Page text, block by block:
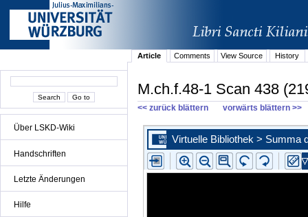
Über LSKD-Wiki
Handschriften
Letzte Änderungen
Hilfe
Article Comments View Source History
M.ch.f.48-1 Scan 438
<< zurück blättern vorwärts blättern >>